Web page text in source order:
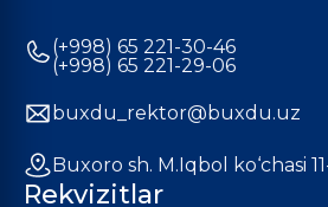
(+998) 65 221-30-46
(+998) 65 221-29-06
buxdu_rektor@buxdu.uz
Buxoro sh. M.Iqbol ko‘chasi
Rekvizitlar